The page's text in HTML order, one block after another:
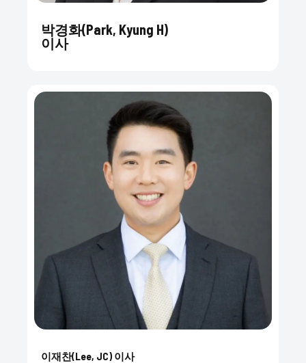
박경화(Park, Kyung H)
이사
이재찬(Lee, JC) 이사